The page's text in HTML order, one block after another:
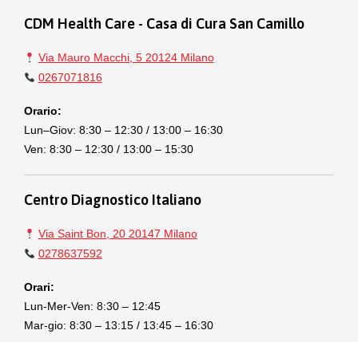
CDM Health Care - Casa di Cura San Camillo
Via Mauro Macchi, 5 20124 Milano
0267071816
Orario:
Lun–Giov: 8:30 – 12:30 / 13:00 – 16:30
Ven: 8:30 – 12:30 / 13:00 – 15:30
Centro Diagnostico Italiano
Via Saint Bon, 20 20147 Milano
0278637592
Orari:
Lun-Mer-Ven: 8:30 – 12:45
Mar-gio: 8:30 – 13:15 / 13:45 – 16:30